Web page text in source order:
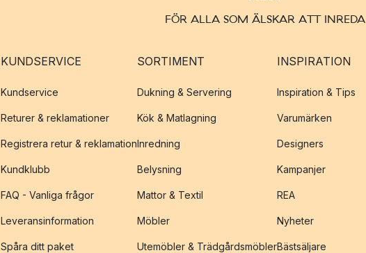
FÖR ALLA SOM ÄLSKAR ATT INREDA
KUNDSERVICE
Kundservice
Returer & reklamationer
Registrera retur & reklamation
Kundklubb
FAQ - Vanliga frågor
Leveransinformation
Spåra ditt paket
SORTIMENT
Dukning & Servering
Kök & Matlagning
Inredning
Belysning
Mattor & Textil
Möbler
Utemöbler & Trädgårdsmöbler
INSPIRATION
Inspiration & Tips
Varumärken
Designers
Kampanjer
REA
Nyheter
Bästsäljare